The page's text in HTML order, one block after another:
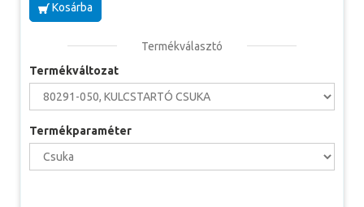
Kosárba
Termékválasztó
Termékváltozat
Termékparaméter